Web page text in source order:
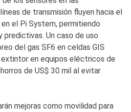
de transmisión fluyen hacia el
el Pi System, permitiendo
Un caso de uso
del gas SF6 en celdas GIS
en equipos eléctricos de
de US$ 30 mil al evitar
mejoras como movilidad para